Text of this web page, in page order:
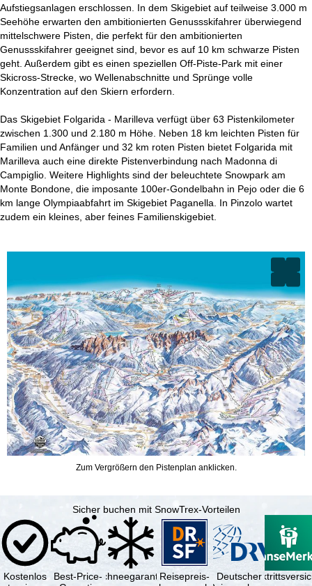
Aufstiegsanlagen erschlossen. In dem Skigebiet auf teilweise 3.000 m
Seehöhe erwarten den ambitionierten Genussskifahrer überwiegend
mittelschwere Pisten, die perfekt für den ambitionierten
Genussskifahrer geeignet sind, bevor es auf 10 km schwarze Pisten
geht. Außerdem gibt es einen speziellen Off-Piste-Park mit einer
Skicross-Strecke, wo Wellenabschnitte und Sprünge volle
Konzentration auf den Skiern erfordern.
Das Skigebiet Folgarida - Marilleva verfügt über 63 Pistenkilometer
zwischen 1.300 und 2.180 m Höhe. Neben 18 km leichten Pisten für
Familien und Anfänger und 32 km roten Pisten bietet Folgarida mit
Marilleva auch eine direkte Pistenverbindung nach Madonna di
Campiglio. Weitere Highlights sind der beleuchtete Snowpark am
Monte Bondone, die imposante 100er-Gondelbahn in Pejo oder die 6
km lange Olympiaabfahrt im Skigebiet Paganella. In Pinzolo wartet
zudem ein kleines, aber feines Familienskigebiet.
Zum Vergrößern den Pistenplan anklicken.
Sicher buchen mit SnowTrex-Vorteilen
Kostenlos
Best-Price-SchneegarantieReisepreis-
Deutscher